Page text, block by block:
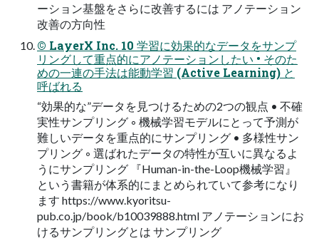
ーション基盤をさらに改善するには アノテーション
改善の方向性
© LayerX Inc. 10 学習に効果的なデータをサンプ
リングして重点的にアノテーションしたい • そのた
めの一連の手法は能動学習 (Active Learning) と
呼ばれる
“効果的な”データを見つけるための2つの観点 • 不確
実性サンプリング ◦ 機械学習モデルにとって予測が
難しいデータを重点的にサンプリング • 多様性サン
プリング ◦ 選ばれたデータの特性が互いに異なるよ
うにサンプリング 『Human-in-the-Loop機械学習』
という書籍が体系的にまとめられていて参考になり
ます https://www.kyoritsu-
pub.co.jp/book/b10039888.html アノテーションにお
けるサンプリングとは サンプリング